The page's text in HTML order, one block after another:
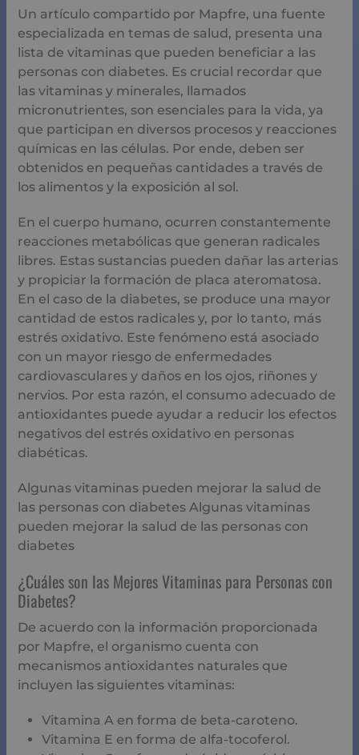
Un artículo compartido por Mapfre, una fuente
especializada en temas de salud, presenta una
lista de vitaminas que pueden beneficiar a las
personas con diabetes. Es crucial recordar que
las vitaminas y minerales, llamados
micronutrientes, son esenciales para la vida, ya
que participan en diversos procesos y reacciones
químicas en las células. Por ende, deben ser
obtenidos en pequeñas cantidades a través de
los alimentos y la exposición al sol.
En el cuerpo humano, ocurren constantemente
reacciones metabólicas que generan radicales
libres. Estas sustancias pueden dañar las arterias
y propiciar la formación de placa ateromatosa.
En el caso de la diabetes, se produce una mayor
cantidad de estos radicales y, por lo tanto, más
estrés oxidativo. Este fenómeno está asociado
con un mayor riesgo de enfermedades
cardiovasculares y daños en los ojos, riñones y
nervios. Por esta razón, el consumo adecuado de
antioxidantes puede ayudar a reducir los efectos
negativos del estrés oxidativo en personas
diabéticas.
Algunas vitaminas pueden mejorar la salud de
las personas con diabetes Algunas vitaminas
pueden mejorar la salud de las personas con
diabetes
¿Cuáles son las Mejores Vitaminas para Personas con
Diabetes?
De acuerdo con la información proporcionada
por Mapfre, el organismo cuenta con
mecanismos antioxidantes naturales que
incluyen las siguientes vitaminas:
Vitamina A en forma de beta-caroteno.
Vitamina E en forma de alfa-tocoferol.